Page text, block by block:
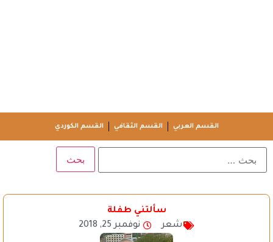
القسم العربي القسم الثقافي القسم الكوردي
سألتني طفلة
شعر
نوفمبر 25, 2018